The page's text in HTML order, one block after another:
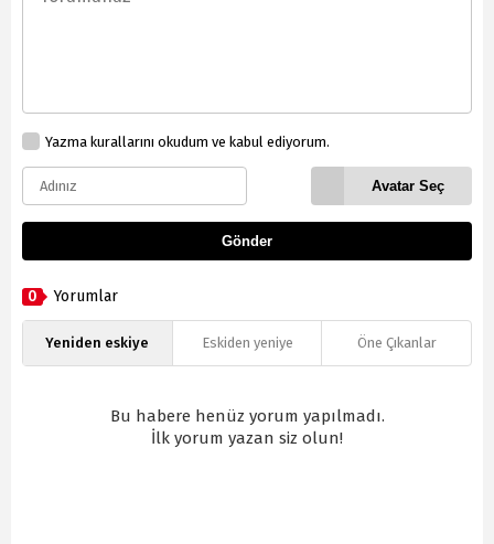
Yazma kurallarını okudum ve kabul ediyorum.
Avatar Seç
Gönder
0 Yorumlar
Yeniden eskiye Eskiden yeniye Öne Çıkanlar
Bu habere henüz yorum yapılmadı.
İlk yorum yazan siz olun!